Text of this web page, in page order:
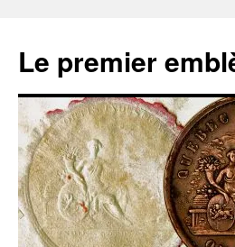
contenu
Le premier